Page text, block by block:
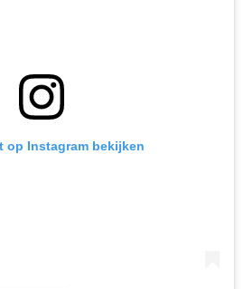
op Instagram bekijken